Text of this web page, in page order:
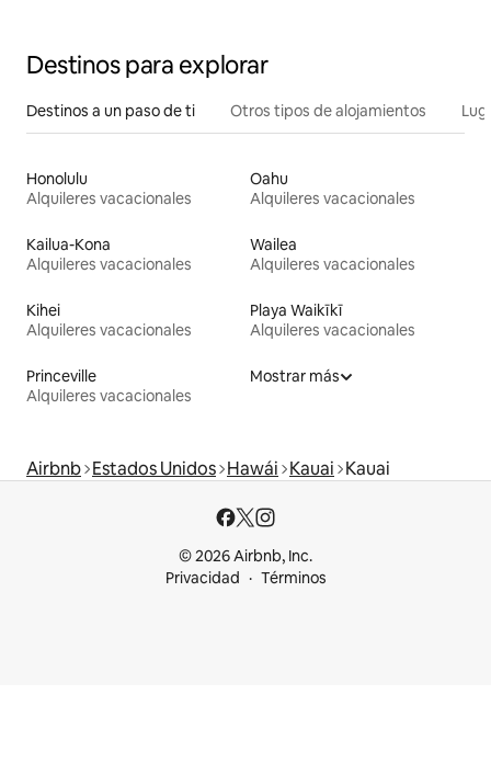
Destinos para explorar
Destinos a un paso de ti Otros tipos de alojamientos
Honolulu
Alquileres vacacionales
Oahu
Alquileres vacacionales
Kailua-Kona
Alquileres vacacionales
Wailea
Alquileres vacacionales
Kihei
Alquileres vacacionales
Playa Waikīkī
Alquileres vacacionales
Princeville
Alquileres vacacionales
Mostrar más
Airbnb Estados Unidos Hawái Kauai Kauai
© 2026 Airbnb, Inc.
Privacidad
Términos